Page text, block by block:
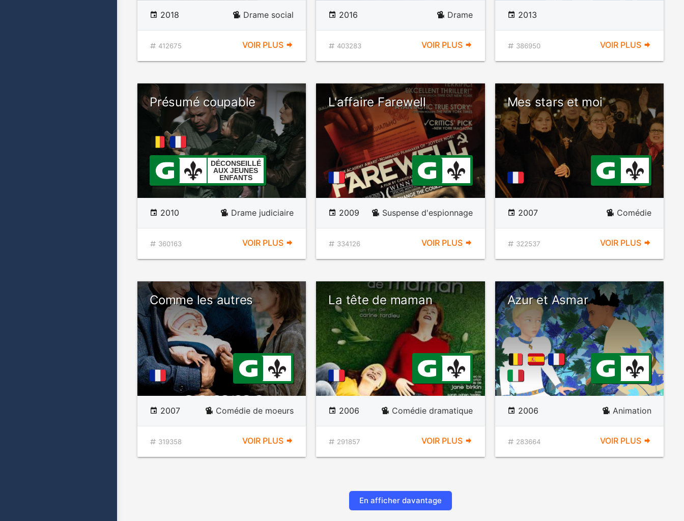
2018 Drame social
412675 VOIR PLUS
2016 Drame
403283 VOIR PLUS
2013
386950 VOIR PLUS
Présumé coupable
DÉCONSEILLÉ
AUX JEUNES
ENFANTS
2010 Drame judiciaire
360163 VOIR PLUS
L'affaire Farewell
2009 Suspense d'espionnage
334126 VOIR PLUS
Mes stars et moi
2007 Comédie
322537 VOIR PLUS
Comme les autres
2007 Comédie de moeurs
319358 VOIR PLUS
La tête de maman
2006 Comédie dramatique
291857 VOIR PLUS
Azur et Asmar
2006 Animation
283664 VOIR PLUS
En afficher davantage